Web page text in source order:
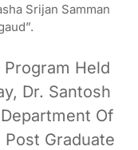
Srijan Samman
Held
Dr. Santosh
Of
Graduate